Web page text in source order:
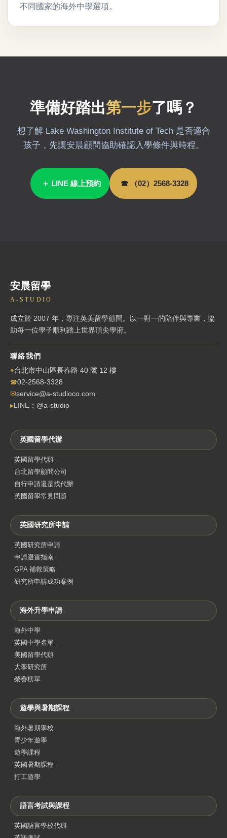
不同國家的海外中學選項。
準備好踏出第一步了嗎？
想了解 Lake Washington Institute of Tech 是否適合
孩子，先讓安晨顧問協助確認入學條件與時程。
＋ LINE 線上預約 ☎ （02）2568-3328
安晨留學
A-STUDIO
成立於 2007 年，專注英美留學顧問。以一對一的陪伴與專業，協
助每一位學子順利踏上世界頂尖學府。
聯絡我們
⌖台北市中山區長春路 40 號 12 樓
☎02-2568-3328
✉service@a-studioco.com
▸LINE：@a-studio
英國留學代辦
英國留學代辦
台北留學顧問公司
自行申請還是找代辦
英國留學常見問題
英國研究所申請
英國研究所申請
申請避雷指南
GPA 補救策略
研究所申請成功案例
海外升學申請
海外中學
英國中學名單
美國留學代辦
大學研究所
榮譽榜單
遊學與暑期課程
海外暑期學校
青少年遊學
遊學課程
英國暑期課程
打工遊學
語言考試與課程
英國語言學校代辦